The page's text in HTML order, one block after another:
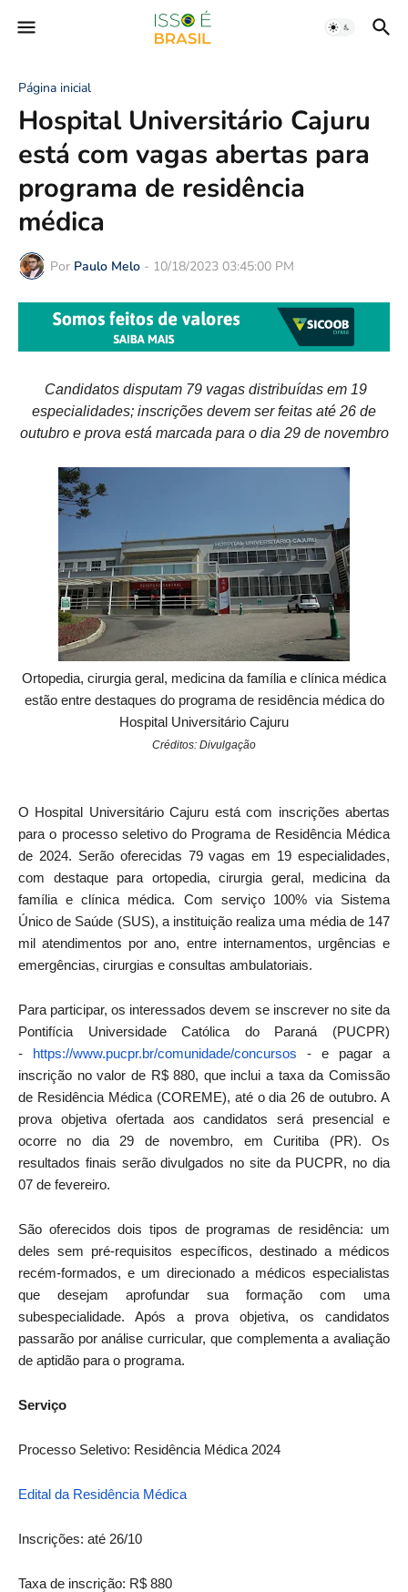
Página inicial
Hospital Universitário Cajuru
está com vagas abertas para
programa de residência
médica
Por Paulo Melo - 10/18/2023 03:45:00 PM
Candidatos disputam 79 vagas distribuídas em 19
especialidades; inscrições devem ser feitas até 26 de
outubro e prova está marcada para o dia 29 de novembro
Ortopedia, cirurgia geral, medicina da família e clínica médica
estão entre destaques do programa de residênciamédica do
Hospital Universitário Cajuru
Créditos: Divulgação
O Hospital Universitário Cajuru está com inscrições abertas
para o processo seletivo do Programa de ResidênciaMédica
de 2024. Serão oferecidas 79 vagas em 19 especialidades,
com destaque para ortopedia, cirurgia geral, medicina da
família e clínica médica. Com serviço 100% via Sistema
Único de Saúde (SUS), a instituição realiza uma média de 147
mil atendimentos por ano, entre internamentos, urgências e
emergências, cirurgias e consultas ambulatoriais.
Para participar, os interessados devem se inscrever no site da
Pontifícia Universidade Católica do Paraná (PUCPR)
-
https://www.pucpr.br/comunidade/concursos - e pagar a
inscrição no valor de R$ 880, que inclui a taxa da Comissão
de ResidênciaMédica (COREME), até o dia 26 de outubro. A
prova objetiva ofertada aos candidatos será presencial e
ocorre no dia 29 de novembro, em Curitiba (PR). Os
resultados finais serão divulgados no site da PUCPR, no dia
07 de fevereiro.
São oferecidos dois tipos de programas de residência: um
deles sem pré-requisitos específicos, destinado a médicos
recém-formados, e um direcionado a médicos especialistas
que desejam aprofundar sua formação com uma
subespecialidade. Após a prova objetiva, os candidatos
passarão por análise curricular, que complementa a avaliação
de aptidão para o programa.
Serviço
Processo Seletivo: Residência Médica 2024
Edital da Residência Médica
Inscrições: até 26/10
Taxa de inscrição: R$ 880